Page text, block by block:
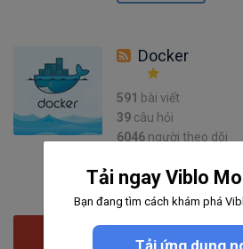
Docker
591 bài viết
39 câu hỏi
6046 người theo dõi
WebSocket
Tải ngay Viblo
Bạn đang tìm cách khám phá
Tải ứng dụng